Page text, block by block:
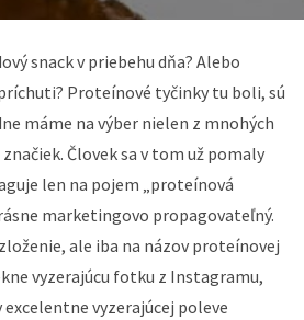
snack v priebehu dňa? Alebo
Proteínové tyčinky tu boli, sú
máme na výber nielen z mnohých
Človek sa v tom už pomaly
len na pojem „proteínová
marketingovo propagovateľný.
ale iba na názov proteínovej
vyzerajúcu fotku z Instagramu,
excelentne vyzerajúcej poleve